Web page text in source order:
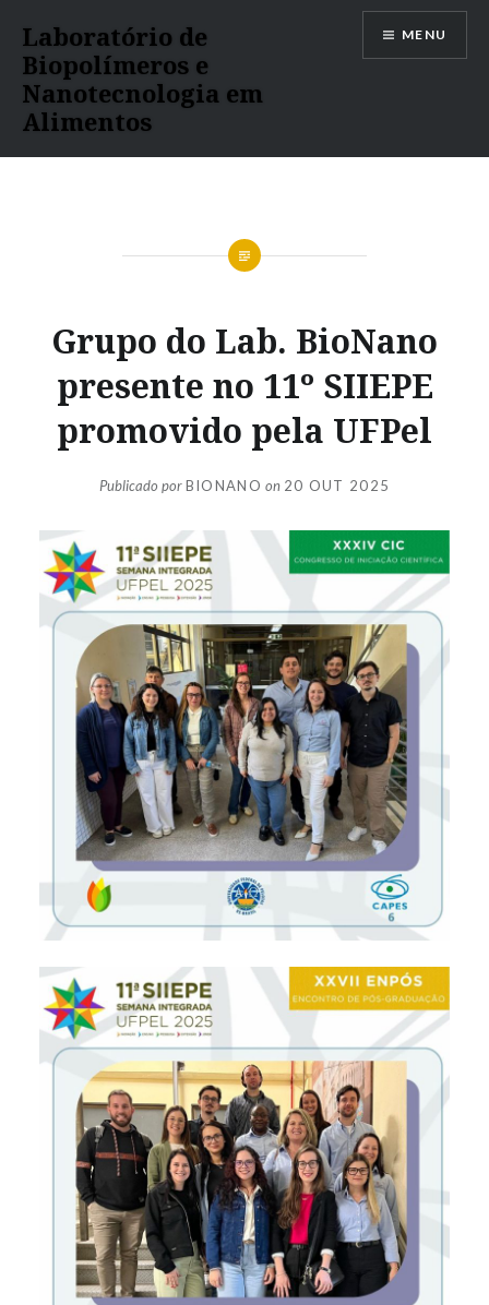
para
conteúdo
Laboratório de
Biopolímeros e
Nanotecnologia em
Alimentos
MENU
Grupo do Lab. BioNano
presente no 11º SIIEPE
promovido pela UFPel
Publicado porBIONANO on 20 OUT 2025